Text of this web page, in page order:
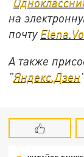
на
почту
А также
"Яндекс.Дзен